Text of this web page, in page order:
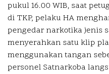
pukul 16.00 WIB, saat
di TKP, pelaku HA
pengedar narkotika jenis
menyerahkan satu klip
menggunakan tangan
personel Satnarkoba